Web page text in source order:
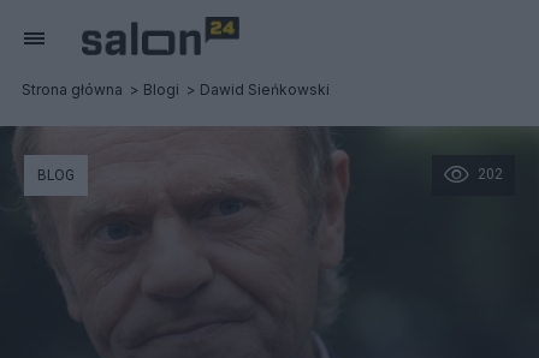
Strona główna Blogi Dawid Sieńkowski
202
BLOG